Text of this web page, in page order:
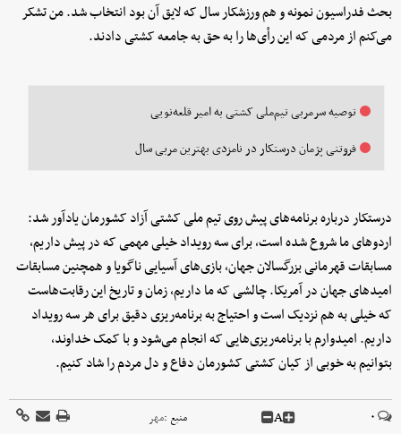
بحث فدراسیون نمونه و هم ورزشکار سال که لایق آن بود انتخاب شد. من تشکر
می‌کنم از مردمی که این رأی‌ها را به حق به جامعه کشتی دادند.
توصیه سرمربی تیم‌ملی کشتی به امیر قلعه‎‌نویی
فروتنی پژمان درستکار در نامزدی بهترین مربی سال
درستکار درباره برنامه‌های پیش ‌روی تیم ملی کشتی آزاد کشورمان یادآور شد:
اردوهای ما شروع شده است، برای سه رویداد خیلی مهمی که در پیش داریم،
مسابقات قهرمانی بزرگسالان جهان، بازی‌های آسیایی ناگویا و همچنین مسابقات
امیدهای جهان در آمریکا. چالشی که ما داریم، زمان و تاریخ این رقابت‌هاست
که خیلی به هم نزدیک است و احتیاج به برنامه‌ریزی دقیق برای هر سه رویداد
داریم. امیدوارم با برنامه‌ریزی‌هایی که انجام می‌شود و با کمک خداوند،
بتوانیم به خوبی از کیان کشتی کشورمان دفاع و دل مردم را شاد کنیم.
۰ A منبع :مهر